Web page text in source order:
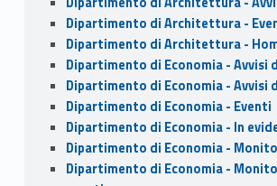
Dipartimento di Architettura -
Dipartimento di Architettura -
Dipartimento di Economia - Avvisi
Dipartimento di Economia - Avvisi
Dipartimento di Economia - Eventi
Dipartimento di Economia - In
Dipartimento di Economia -
Dipartimento di Economia -